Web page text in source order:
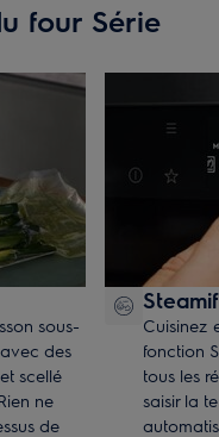
four Série
sous-
des
scellé
ne
de
Cuisinez
fonction
tous les
saisir la